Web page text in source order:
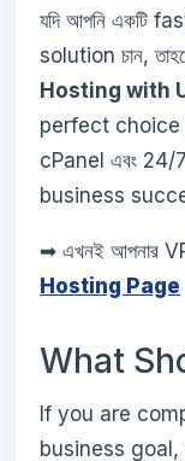
যদি আপনি একটি
solution চান,
Hosting with
perfect
cPanel এবং 24/
business
➡ এখনই আপনার
Hosting Page
What
If you are
business